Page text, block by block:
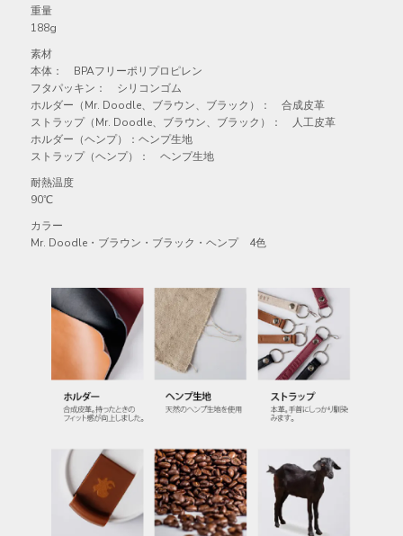
重量
188g
素材
本体： BPAフリーポリプロピレン
フタパッキン： シリコンゴム
ホルダー（Mr. Doodle、ブラウン、ブラック）： 合成皮革
ストラップ（Mr. Doodle、ブラウン、ブラック）： 人工皮革
ホルダー（ヘンプ）：ヘンプ生地
ストラップ（ヘンプ）： ヘンプ生地
耐熱温度
90℃
カラー
Mr. Doodle・ブラウン・ブラック・ヘンプ 4色